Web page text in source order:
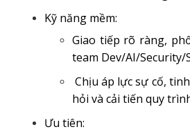
Kỹ năng mềm:
Giao tiếp rõ ràng,
team Dev/AI/Security/
Chịu áp lực sự cố,
hỏi và cải tiến quy
Ưu tiên: